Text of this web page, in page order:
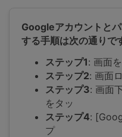
Googleアカウントと
する手順は次の通りで
ステップ1: 画面
ステップ2: 画面
ステップ3: 画面
をタッ
ステップ4:
プ